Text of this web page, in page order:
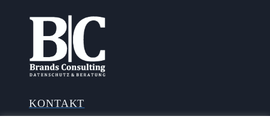
KONTAKT